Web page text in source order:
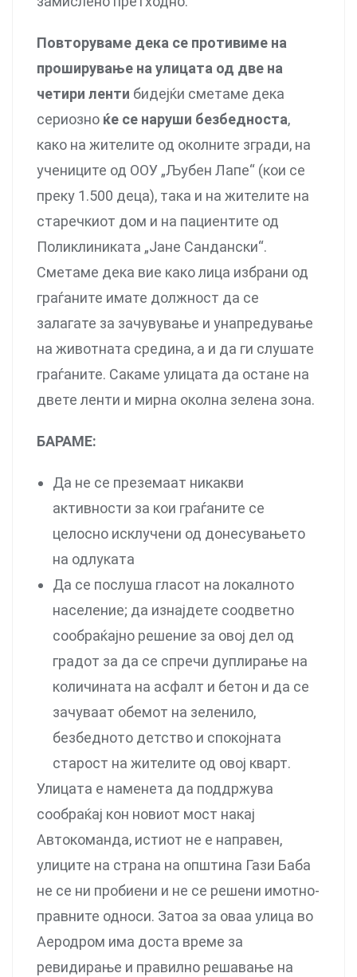
Повторуваме дека се противиме на
проширување на улицата од две на
четири ленти бидејќи сметаме дека
сериозно ќе се наруши безбедноста,
како на жителите од околните згради, на
учениците од ООУ „Љубен Лапе“ (кои се
преку 1.500 деца), така и на жителите на
старечкиот дом и на пациентите од
Поликлиниката „Јане Сандански“.
Сметаме дека вие како лица избрани од
граѓаните имате должност да се
залагате за зачувување и унапредување
на животната средина, а и да ги слушате
граѓаните. Сакаме улицата да остане на
двете ленти и мирна околна зелена зона.
БАРАМЕ:
Да не се преземаат никакви
активности за кои граѓаните се
целосно исклучени од донесувањето
на одлуката
Да се послуша гласот на локалното
население; да изнајдете соодветно
сообраќајно решение за овој дел од
градот за да се спречи дуплирање на
количината на асфалт и бетон и да се
зачуваат обемот на зеленило,
безбедното детство и спокојната
старост на жителите од овој кварт.
Улицата е наменета да поддржува
сообраќај кон новиот мост накај
Автокоманда, истиот не е направен,
улиците на страна на општина Гази Баба
не се ни пробиени и не се решени имотно-
правните односи. Затоа за оваа улица во
Аеродром има доста време за
ревидирање и правилно решавање на